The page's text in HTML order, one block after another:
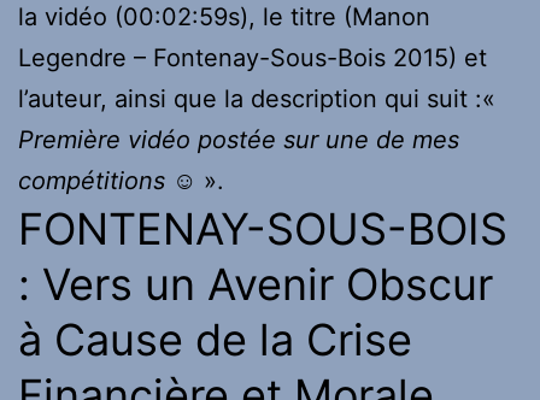
la vidéo (00:02:59s), le titre (Manon
Legendre – Fontenay-Sous-Bois 2015) et
l’auteur, ainsi que la description qui suit :«
Première vidéo postée sur une de mes
compétitions ☺ ».
FONTENAY-SOUS-BOIS
: Vers un Avenir Obscur
à Cause de la Crise